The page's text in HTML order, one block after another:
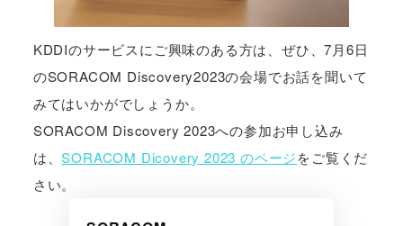
KDDIのサービスにご興味のある方は、ぜひ、7月6日
のSORACOM Discovery2023の会場でお話を聞いて
みてはいかがでしょうか。
SORACOM Discovery 2023への参加お申し込み
は、SORACOM Dicovery 2023 のページをご覧くだ
さい。